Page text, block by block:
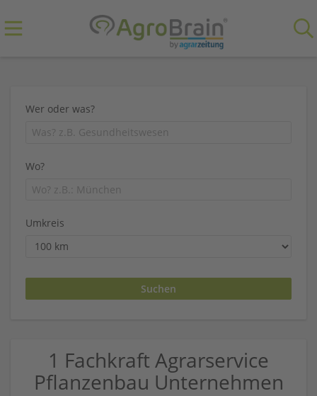
Wer oder was?
Wo?
Umkreis
1 Fachkraft Agrarservice
Pflanzenbau Unternehmen